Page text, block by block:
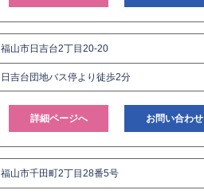
福山市日吉台2丁目20-20
日吉台団地バス停より徒歩2分
詳細ページへ
お問い合わせ
福山市千田町2丁目28番5号